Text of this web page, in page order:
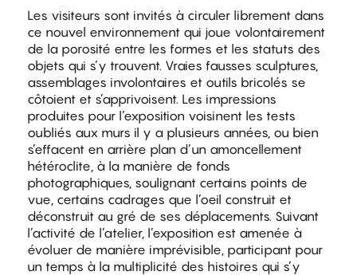
Les visiteurs sont invités à circuler librement dans
ce nouvel environnement qui joue volontairement
de la porosité entre les formes et les statuts des
objets qui s’y trouvent. Vraies fausses sculptures,
assemblages involontaires et outils bricolés se
côtoient et s’apprivoisent. Les impressions
produites pour l’exposition voisinent les tests
oubliés aux murs il y a plusieurs années, ou bien
s’effacent en arrière plan d’un amoncellement
hétéroclite, à la manière de fonds
photographiques, soulignant certains points de
vue, certains cadrages que l’oeil construit et
déconstruit au gré de ses déplacements. Suivant
l’activité de l’atelier, l’exposition est amenée à
évoluer de manière imprévisible, participant pour
un temps à la multiplicité des histoires qui s’y